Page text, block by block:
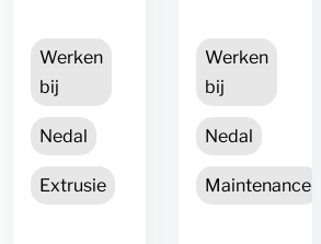
Werken
bij
Nedal
Extrusie
Werken
bij
Nedal
Maintenance